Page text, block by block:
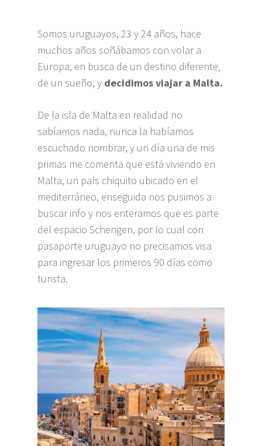
Somos uruguayos, 23 y 24 años, hace
muchos años soñábamos con volar a
Europa, en busca de un destino diferente,
de un sueño, y decidimos viajar a Malta.
De la isla de Malta en realidad no
sabíamos nada, nunca la habíamos
escuchado nombrar, y un día una de mis
primas me comenta que está viviendo en
Malta, un país chiquito ubicado en el
mediterráneo, enseguida nos pusimos a
buscar info y nos enteramos que es parte
del espacio Schengen, por lo cual con
pasaporte uruguayo no precisamos visa
para ingresar los primeros 90 días como
turista.